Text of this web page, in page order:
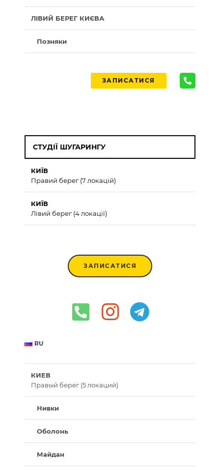
ЛІВИЙ БЕРЕГ КИЄВА
Позняки
ЗАПИСАТИСЯ
СТУДІЇ ШУГАРИНГУ
КИЇВ
Правий берег (7 локацій)
КИЇВ
Лівий берег (4 локації)
ЗАПИСАТИСЯ
RU
КИЕВ
Правый берег (5 локаций)
Нивки
Оболонь
Майдан